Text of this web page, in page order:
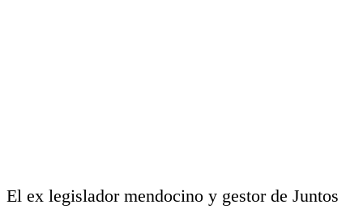
El ex legislador mendocino y gestor de Juntos